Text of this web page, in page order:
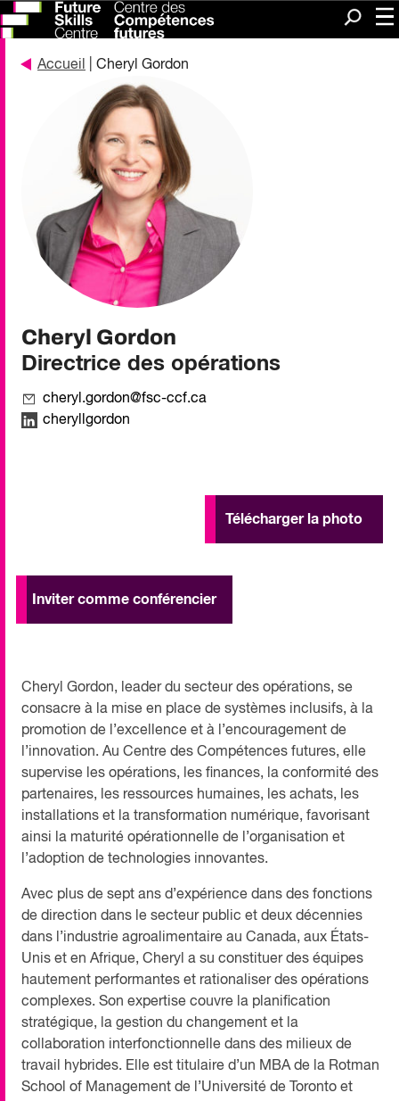
Accueil | Cheryl Gordon
Cheryl Gordon
Directrice des opérations
cheryl.gordon@fsc-ccf.ca
cheryllgordon
Télécharger la photo
Inviter comme conférencier
Cheryl Gordon, leader du secteur des opérations, se
consacre à la mise en place de systèmes inclusifs, à la
promotion de l’excellence et à l’encouragement de
l’innovation. Au Centre des Compétences futures, elle
supervise les opérations, les finances, la conformité des
partenaires, les ressources humaines, les achats, les
installations et la transformation numérique, favorisant
ainsi la maturité opérationnelle de l’organisation et
l’adoption de technologies innovantes.
Avec plus de sept ans d’expérience dans des fonctions
de direction dans le secteur public et deux décennies
dans l’industrie agroalimentaire au Canada, aux États-
Unis et en Afrique, Cheryl a su constituer des équipes
hautement performantes et rationaliser des opérations
complexes. Son expertise couvre la planification
stratégique, la gestion du changement et la
collaboration interfonctionnelle dans des milieux de
travail hybrides. Elle est titulaire d’un MBA de la Rotman
School of Management de l’Université de Toronto et